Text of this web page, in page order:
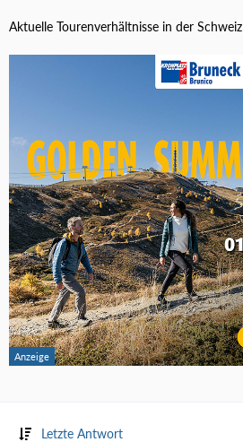
Aktuelle Tourenverhältnisse in der Schweiz
Letzte Antwort